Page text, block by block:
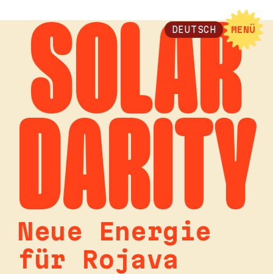
DEUTSCH MENÜ
SOLAR
DARITY
Neue Energie
für Rojava